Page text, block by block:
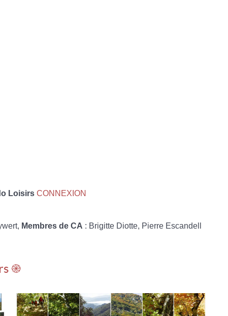
Loisirs CONNEXION
Membres de CA : Brigitte Diotte, Pierre Escandell
֎